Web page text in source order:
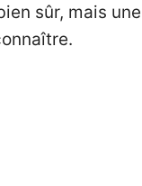
sûr, mais